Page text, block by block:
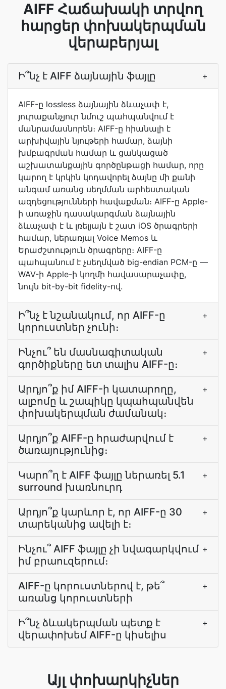
AIFF Հաճախակի տրվող
հարցեր փոխակերպման
վերաբերյալ
Ի՞նչ է AIFF ձայնային ֆայլը +
AIFF-ը lossless ձայնային ձևաչափ է,
յուրաքանչյուր նմուշ պահպանվում է
մանրամասնորեն։ AIFF-ը հիանալի է
արխիվային նյութերի համար, ձայնի
խմբագրման համար և ցանկացած
աշխատանքային գործընթացի համար, որը
կարող է կրկին կոդավորել ձայնը մի քանի
անգամ առանց սեղմման արհեստական
ազդեցությունների հավաքման։ AIFF-ը Apple-
ի առաջին դասակարգման ձայնային
ձևաչափ է և լռելյայն է շատ iOS ծրագրերի
համար, ներառյալ Voice Memos և
Երաժշտություն ծրագրերը։ AIFF-ը
պահպանում է չսեղմված big-endian PCM-ը —
WAV-ի Apple-ի կողմի հավասարաչափը,
նույն bit-by-bit fidelity-ով.
Ի՞նչ է նշանակում, որ AIFF-ը
կորուստներ չունի։
+
Ինչու՞ են մասնագիտական
գործիքները ետ տալիս AIFF-ը։
+
Արդյո՞ք իմ AIFF-ի կատարողը,
ալբոմը և շապիկը կպահպանվեն
փոխակերպման ժամանակ։
+
Արդյո՞ք AIFF-ը հրաժարվում է
ծառայությունից։
+
Կարո՞ղ է AIFF ֆայլը ներառել 5.1
surround խառնուրդ
+
Արդյո՞ք կարևոր է, որ AIFF-ը 30
տարեկանից ավելի է։
+
Ինչու՞ AIFF ֆայլը չի նվագարկվում
իմ բրաուզերում։
+
AIFF-ը կորուստներով է, թե՞
առանց կորուստների
+
Ի՞նչ ձևակերպման պետք է
վերափոխեմ AIFF-ը կիսելիս
+
Այլ փոխարկիչներ